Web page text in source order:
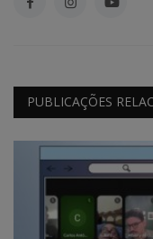
PUBLICAÇÕES